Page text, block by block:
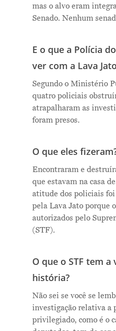
mas o alvo eram
Senado. Nenhum
E o que a Polícia
ver com a Lava
Segundo o Ministério
quatro policiais
atrapalharam as
foram presos.
O que eles
Encontraram e
que estavam na casa
atitude dos policiais
pela Lava Jato porque
autorizados pelo
(STF).
O que o STF tem a
história?
Não sei se você se
investigação relativa a
privilegiado, como é o